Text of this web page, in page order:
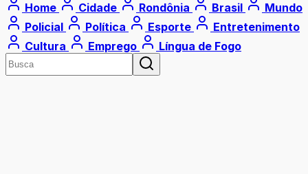
Home Cidade Rondônia Brasil
Mundo
Policial
Política Esporte
Entretenimento
Cultura
Emprego Língua de Fogo